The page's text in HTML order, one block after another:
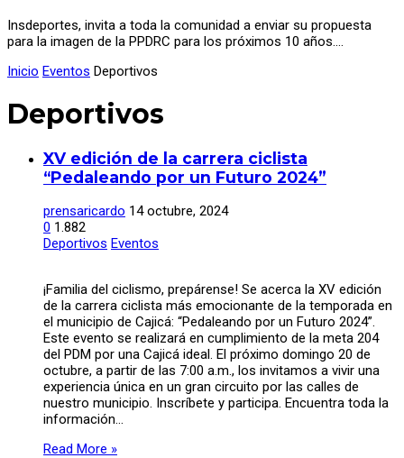
Insdeportes, invita a toda la comunidad a enviar su propuesta
para la imagen de la PPDRC para los próximos 10 años.…
Inicio Eventos Deportivos
Deportivos
XV edición de la carrera ciclista
“Pedaleando por un Futuro 2024”
prensaricardo 14 octubre, 2024
0 1.882
Deportivos Eventos
¡Familia del ciclismo, prepárense! Se acerca la XV edición
de la carrera ciclista más emocionante de la temporada en
el municipio de Cajicá: “Pedaleando por un Futuro 2024”.
Este evento se realizará en cumplimiento de la meta 204
del PDM por una Cajicá ideal. El próximo domingo 20 de
octubre, a partir de las 7:00 a.m., los invitamos a vivir una
experiencia única en un gran circuito por las calles de
nuestro municipio. Inscríbete y participa. Encuentra toda la
información…
Read More »